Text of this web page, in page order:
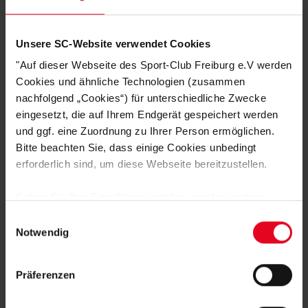
Unsere SC-Website verwendet Cookies
"Auf dieser Webseite des Sport-Club Freiburg e.V werden
Cookies und ähnliche Technologien (zusammen
nachfolgend „Cookies“) für unterschiedliche Zwecke
eingesetzt, die auf Ihrem Endgerät gespeichert werden
und ggf. eine Zuordnung zu Ihrer Person ermöglichen.
Bitte beachten Sie, dass einige Cookies unbedingt
erforderlich sind, um diese Webseite bereitzustellen.
Daten von Ihnen (z.B. persönlichen Identifikatoren oder
IP-Adressen) verarbeitet werden. Durch Klicken auf den
Speicherung aller aufgeführten Cookies und der
Notwendig
Präferenzen
Größe
XS S M
L
Schuhgröße 30-34 34-38 38-42 42-46
HERSTELLERANGABEN
KUNDENBEWERTUNGEN (4)
Artikelnummer: NST125